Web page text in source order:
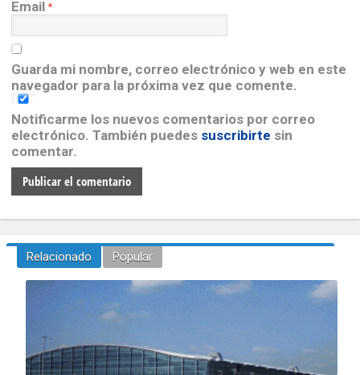
Email *
Guarda mi nombre, correo electrónico y web en este
navegador para la próxima vez que comente.
Notificarme los nuevos comentarios por correo
electrónico. También puedes suscribirte sin
comentar.
Relacionado Popular